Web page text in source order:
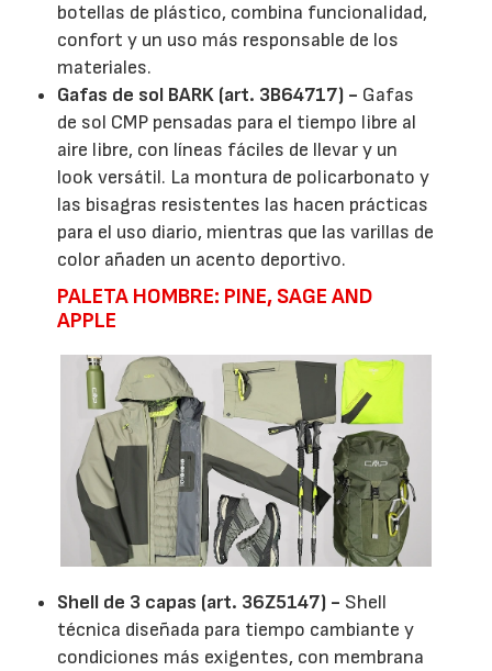
botellas de plástico, combina funcionalidad,
confort y un uso más responsable de los
materiales.
Gafas de sol BARK (art. 3B64717) - Gafas
de sol CMP pensadas para el tiempo libre al
aire libre, con líneas fáciles de llevar y un
look versátil. La montura de policarbonato y
las bisagras resistentes las hacen prácticas
para el uso diario, mientras que las varillas de
color añaden un acento deportivo.
PALETA HOMBRE: PINE, SAGE AND
APPLE
Shell de 3 capas (art. 36Z5147) - Shell
técnica diseñada para tiempo cambiante y
condiciones más exigentes, con membrana